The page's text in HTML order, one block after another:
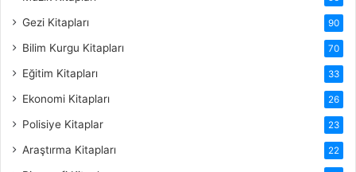
Gezi Kitapları 90
Bilim Kurgu Kitapları 70
Eğitim Kitapları 33
Ekonomi Kitapları 26
Polisiye Kitaplar 23
Araştırma Kitapları 22